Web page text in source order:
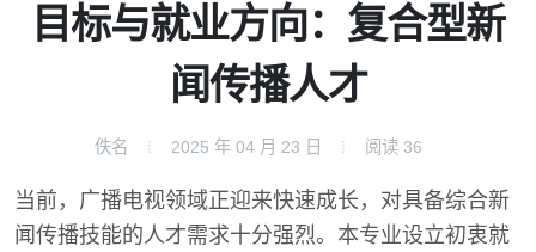
目标与就业方向：复合型新
闻传播人才
佚名 2025 年 04 月 23 日 阅读 36
当前，广播电视领域正迎来快速成长，对具备综合新
闻传播技能的人才需求十分强烈。本专业设立初衷就